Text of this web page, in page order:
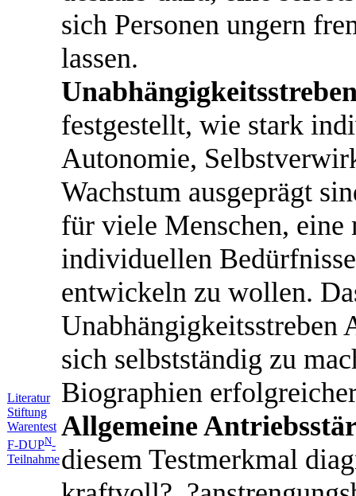
Literatur
Stiftung
Warentest
F-DUPN-
Teilnahme
sich Personen ungern
lassen.
festgestellt, wie stark
Autonomie,
Wachstum ausgeprägt
für viele Menschen,
individuellen
entwickeln zu wollen.
Unabhängigkeitsstreben
sich selbstständig zu
Biographien
Allgemeine
diesem Testmerkmal